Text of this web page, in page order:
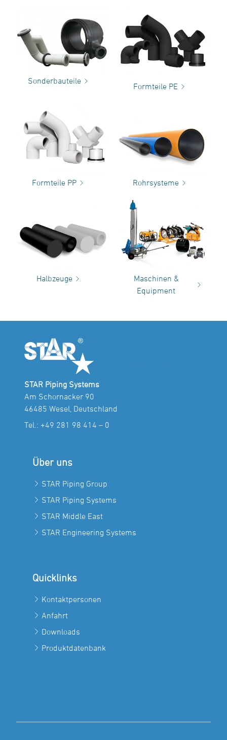
Sonderbauteile
Formteile PE
Formteile PP Rohrsysteme
Halbzeuge
Maschinen &
Equipment
STAR Piping Systems
Am Schornacker 90
46485 Wesel, Deutschland
Tel.: +49 281 98 414 – 0
Über uns
STAR Piping Group
STAR Piping Systems
STAR Middle East
STAR Engineering Systems
Quicklinks
Kontaktpersonen
Anfahrt
Downloads
Produktdatenbank